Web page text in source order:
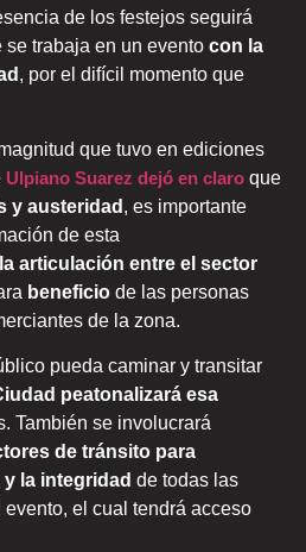
de los festejos seguirá
trabaja en un evento con la
, por el difícil momento que
que tuvo en ediciones
Ulpiano Suarez dejó en claro que
y austeridad , es importante
de esta
articulación entre el sector
beneficio de las personas
de la zona.
pueda caminar y transitar
peatonalizará esa
También se involucrará
de tránsito para
la integridad de todas las
el cual tendrá acceso